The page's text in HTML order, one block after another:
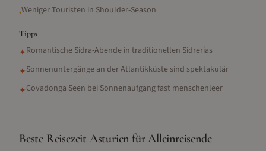
•Weniger Touristen in Shoulder-Season
Tipps
✦Romantische Sidra-Abende in traditionellen Sidrerías
✦Sonnenuntergänge an der Atlantikküste sind spektakulär
✦Covadonga Seen bei Sonnenaufgang fast menschenleer
Beste Reisezeit Asturien für Alleinreisende